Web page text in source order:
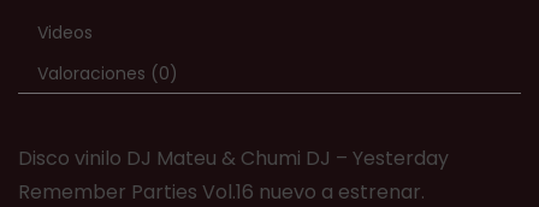
Videos
Valoraciones (0)
Disco vinilo DJ Mateu & Chumi DJ – Yesterday
Remember Parties Vol.16 nuevo a estrenar.